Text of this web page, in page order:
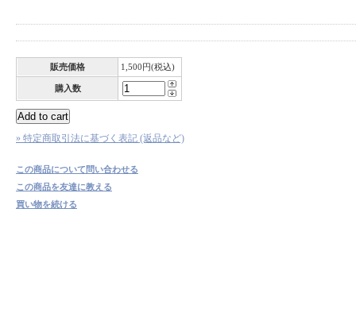
販売価格 1,500円(税込)
購入数
» 特定商取引法に基づく表記 (返品など)
この商品について問い合わせる
この商品を友達に教える
買い物を続ける